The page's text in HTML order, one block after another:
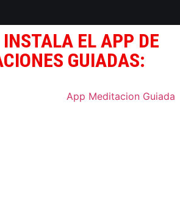
EL APP DE
GUIADAS: